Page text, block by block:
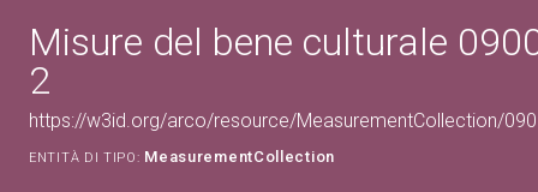
Misure del bene culturale
2
https://w3id.org/arco/resource/MeasurementCollection/
ENTITÀ DI TIPO: MeasurementCollection